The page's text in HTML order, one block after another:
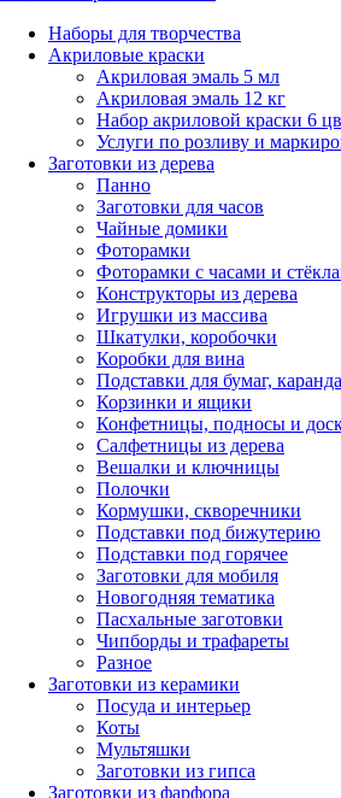
Наборы для творчества
Акриловые краски
Акриловая эмаль 5 мл
Акриловая эмаль 12 кг
Набор акриловой краски 6
Услуги по розливу и
Заготовки из дерева
Панно
Заготовки для часов
Чайные домики
Фоторамки
Фоторамки с часами и
Конструкторы из дерева
Игрушки из массива
Шкатулки, коробочки
Коробки для вина
Подставки для бумаг,
Корзинки и ящики
Конфетницы, подносы и
Салфетницы из дерева
Вешалки и ключницы
Полочки
Кормушки, скворечники
Подставки под бижутерию
Подставки под горячее
Заготовки для мобиля
Новогодняя тематика
Пасхальные заготовки
Чипборды и трафареты
Разное
Заготовки из керамики
Посуда и интерьер
Коты
Мультяшки
Заготовки из гипса
Заготовки из фарфора